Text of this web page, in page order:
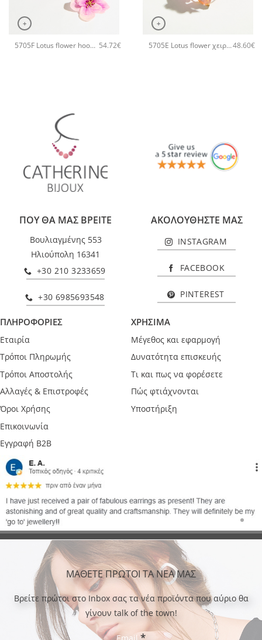
+
5705F Lotus flower hoops χειροποίητα σκουλαρίκια Catherine bijoux Ροζ 54.72€
+
5705E Lotus flower χειροποίητο βραχιόλι Catherine bijoux Ροζ48.60€
ΠΟΥ ΘΑ ΜΑΣ ΒΡΕΙΤΕ
Βουλιαγμένης 553
Ηλιούπολη 16341
+30 210 3233659
+30 6985693548
ΑΚΟΛΟΥΘΗΣΤΕ ΜΑΣ
INSTAGRAM
FACEBOOK
PINTEREST
ΠΛΗΡΟΦΟΡΙΕΣ
Εταιρία
Τρόποι Πληρωμής
Τρόποι Αποστολής
Αλλαγές & Επιστροφές
Όροι Χρήσης
Επικοινωνία
Εγγραφή B2B
ΧΡΗΣΙΜΑ
Μέγεθος και εφαρμογή
Δυνατότητα επισκευής
Τι και πως να φορέσετε
Πώς φτιάχνονται
Υποστήριξη
ΜΑΘΕΤΕ ΠΡΩΤΟΙ ΤΑ ΝΕΑ ΜΑΣ
Bρείτε πρώτοι στο Inbox σας τα νέα προϊόντα που αύριο θα
γίνουν talk of the town!